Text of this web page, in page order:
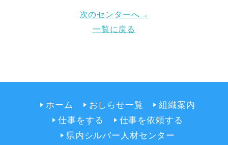
次のセンターへ→
一覧に戻る
ホーム おしらせ一覧
組織案内
仕事をする
仕事を依頼する
県内シルバー人材センター